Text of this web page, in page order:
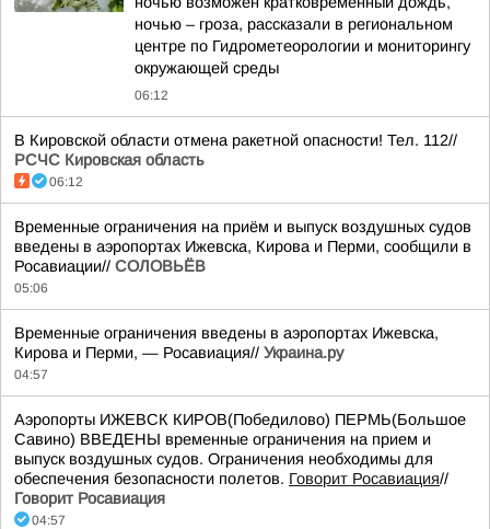
ночью – гроза, рассказали в региональном
центре по Гидрометеорологии и мониторингу
окружающей среды
06:12
В Кировской области отмена ракетной опасности! Тел. 112//
РСЧС Кировская область
06:12
Временные ограничения на приём и выпуск воздушных судов
введены в аэропортах Ижевска, Кирова и Перми, сообщили в
Росавиации// СОЛОВЬЁВ
05:06
Временные ограничения введены в аэропортах Ижевска,
Кирова и Перми, — Росавиация// Украина.ру
04:57
Аэропорты ИЖЕВСК КИРОВ(Победилово) ПЕРМЬ(Большое
Савино) ВВЕДЕНЫ временные ограничения на прием и
выпуск воздушных судов. Ограничения необходимы для
обеспечения безопасности полетов. Говорит Росавиация//
Говорит Росавиация
04:57